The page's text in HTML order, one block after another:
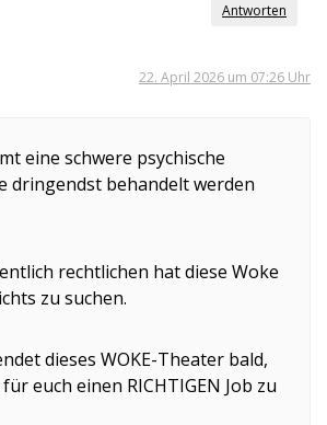
Antworten
22. April 2026 um 07:26 Uhr
eine schwere psychische
dringendst behandelt werden
rechtlichen hat diese Woke
zu suchen.
dieses WOKE-Theater bald,
euch einen RICHTIGEN Job zu